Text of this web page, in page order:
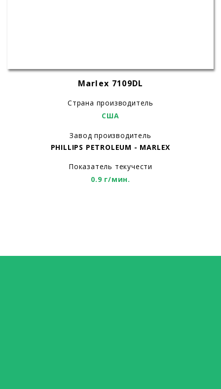
Marlex 7109DL
Страна производитель
США
Завод производитель
PHILLIPS PETROLEUM - MARLEX
Показатель текучести
0.9 г/мин.